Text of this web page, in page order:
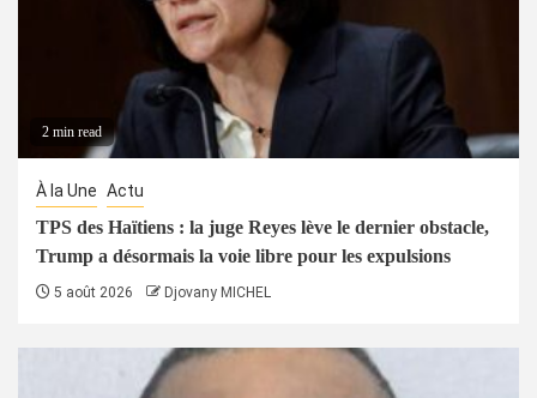
2 min read
À la Une Actu
TPS des Haïtiens : la juge Reyes lève le dernier obstacle,
Trump a désormais la voie libre pour les expulsions
5 août 2026 Djovany MICHEL